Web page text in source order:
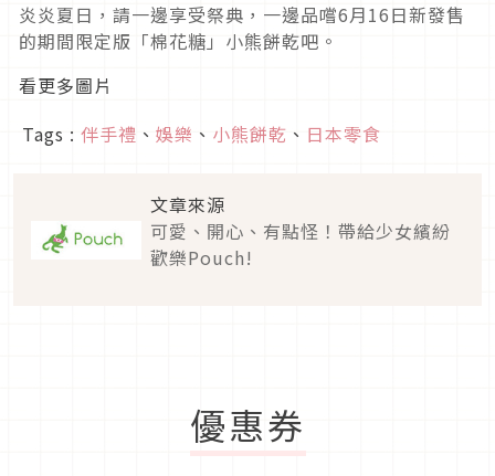
炎炎夏日，請一邊享受祭典，一邊品嚐6月16日新發售
的期間限定版「棉花糖」小熊餅乾吧。
看更多圖片
Tags : 伴手禮 、 娛樂 、 小熊餅乾 、 日本零食
文章來源
可愛、開心、有點怪！帶給少女繽紛
歡樂Pouch!
優惠券